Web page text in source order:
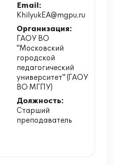
Email:
KhilyukEA@mgpu.ru
Организация:
ГАОУ ВО
"Московский
городской
педагогический
университет" (ГАОУ
ВО МГПУ)
Должность:
Старший
преподаватель